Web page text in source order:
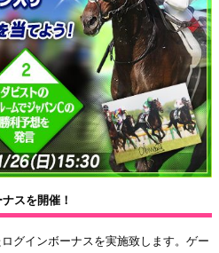
スを開催！
グインボーナスを実施致します。ゲー